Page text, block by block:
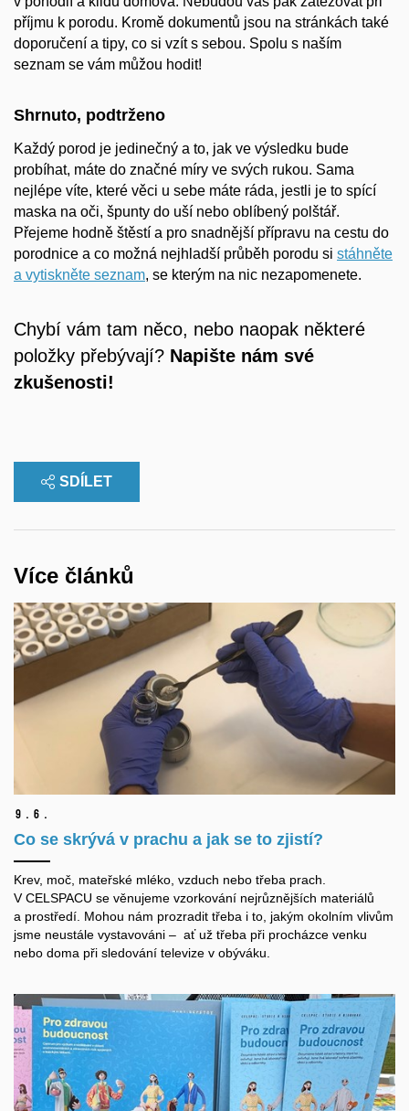
příjmu k porodu. Kromě dokumentů jsou na stránkách také
doporučení a tipy, co si vzít s sebou. Spolu s naším
seznam se vám můžou hodit!
Shrnuto, podtrženo
Každý porod je jedinečný a to, jak ve výsledku bude
probíhat, máte do značné míry ve svých rukou. Sama
nejlépe víte, které věci u sebe máte ráda, jestli je to spící
maska na oči, špunty do uší nebo oblíbený polštář.
Přejeme hodně štěstí a pro snadnější přípravu na cestu do
porodnice a co možná nejhladší průběh porodu si stáhněte
a vytiskněte seznam, se kterým na nic nezapomenete.
Chybí vám tam něco, nebo naopak některé
položky přebývají? Napište nám své
zkušenosti!
SDÍLET
Více článků
9. 6.
Co se skrývá v prachu a jak se to zjistí?
Krev, moč, mateřské mléko, vzduch nebo třeba prach.
V CELSPACU se věnujeme vzorkování nejrůznějších materiálů
a prostředí. Mohou nám prozradit třeba i to, jakým okolním vlivům
jsme neustále vystavováni – ať už třeba při procházce venku
nebo doma při sledování televize v obýváku.